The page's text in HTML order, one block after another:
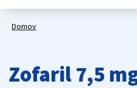
Domov
Zofaril 7,5